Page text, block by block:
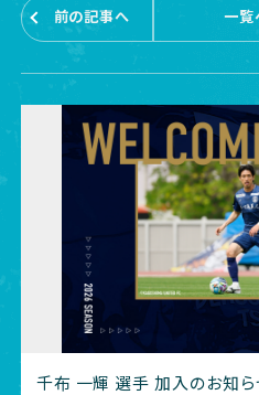
前の記事へ 一覧
千布 一輝 選手 加入のお知ら